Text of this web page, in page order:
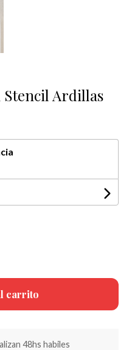
Stencil Ardillas
carrito
48hs habiles